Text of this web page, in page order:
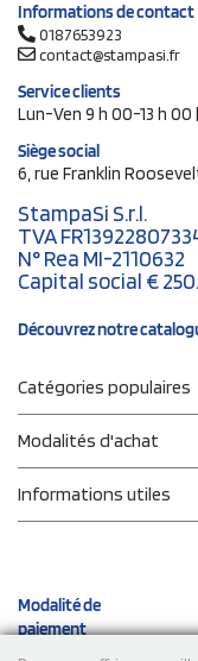
Informations de contact
0187653923
contact@stampasi.fr
Service clients
Lun-Ven 9 h 00-13 h 00
Siège social
6, rue Franklin
StampaSi S.r.l.
TVA
N° Rea MI-2110632
Capital social €
Découvrez notre
Catégories populaires
Modalités d'achat
Informations utiles
Modalité de
paiement